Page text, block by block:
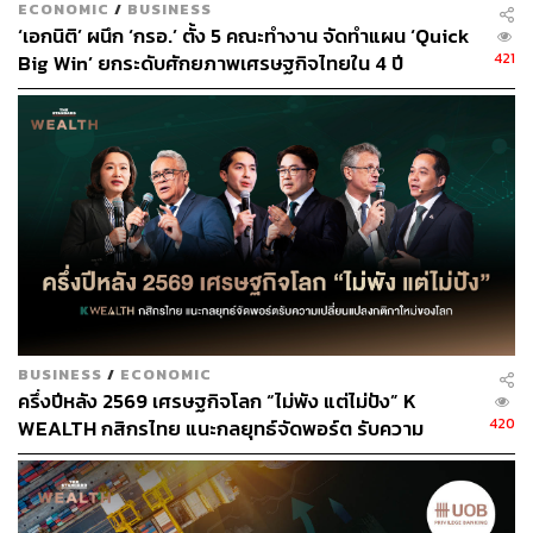
TAGS: World Economic Forum การลงทุน
การเงิน
35
ABOUT THE AUTHOR
ยุทธพล วิทยพาณิชกร
Executive Director, กลุ่มจัดสรรสินทรัพย์ และ
กองทุนต่างประเทศ บริษัทหลักทรัพย์จัดการ
กองทุน ไทยพาณิชย์ จำกัด
ECONOMIC / BUSINESS
‘เอกนิติ’ ผนึก ‘กรอ.’ ตั้ง 5 คณะทำงาน จัดทำแผน ‘Quick
Big Win’ ยกระดับศักยภาพเศรษฐกิจไทยใน 4 ปี
421
BUSINESS / ECONOMIC
ครึ่งปีหลัง 2569 เศรษฐกิจโลก “ไม่พัง แต่ไม่ปัง” K
WEALTH กสิกรไทย แนะกลยุทธ์จัดพอร์ต รับความ
เปลี่ยนแปลงกติกาใหม่ของโลก
420